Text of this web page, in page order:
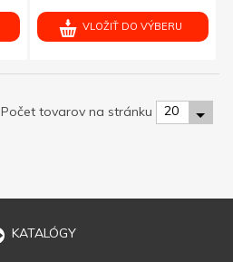
VLOŽIŤ DO VÝBERU
Počet tovarov na stránku 20
KATALÓGY